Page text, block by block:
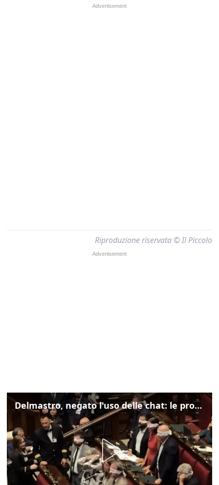
Riproduzione riservata © Il Piccolo
Delmastro, negato l'uso delle chat: le proteste di Avs e M5s